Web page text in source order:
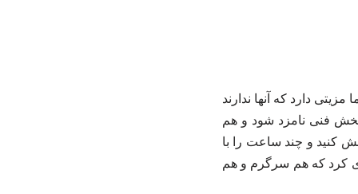
دارد که آنها ندارند
فنی نامزد شود و هم
کنید و چند ساعت را با
کرد که هم سرگرم و هم